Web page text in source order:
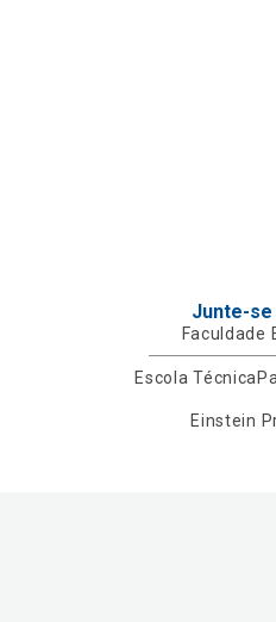
Junte-se
Faculdade
Escola Técnica
Einstein